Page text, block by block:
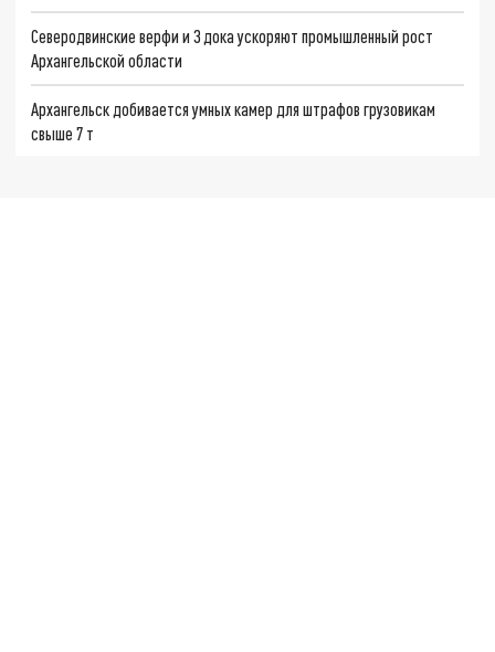
Северодвинские верфи и 3 дока ускоряют промышленный рост
Архангельской области
Архангельск добивается умных камер для штрафов грузовикам
свыше 7 т